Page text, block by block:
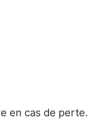
en cas de perte.